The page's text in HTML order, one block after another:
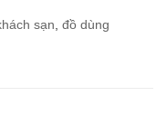
sạn đồ dùng